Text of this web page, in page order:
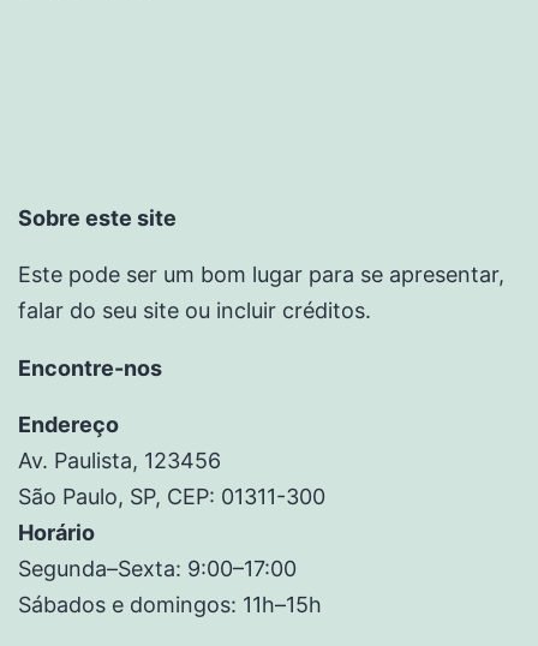
Sobre este site
Este pode ser um bom lugar para se apresentar,
falar do seu site ou incluir créditos.
Encontre-nos
Endereço
Av. Paulista, 123456
São Paulo, SP, CEP: 01311-300
Horário
Segunda–Sexta: 9:00–17:00
Sábados e domingos: 11h–15h